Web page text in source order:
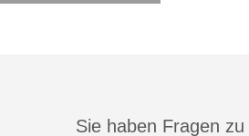
Sie haben Fragen